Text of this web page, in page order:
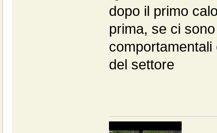
dopo il primo
prima, se ci
del settore